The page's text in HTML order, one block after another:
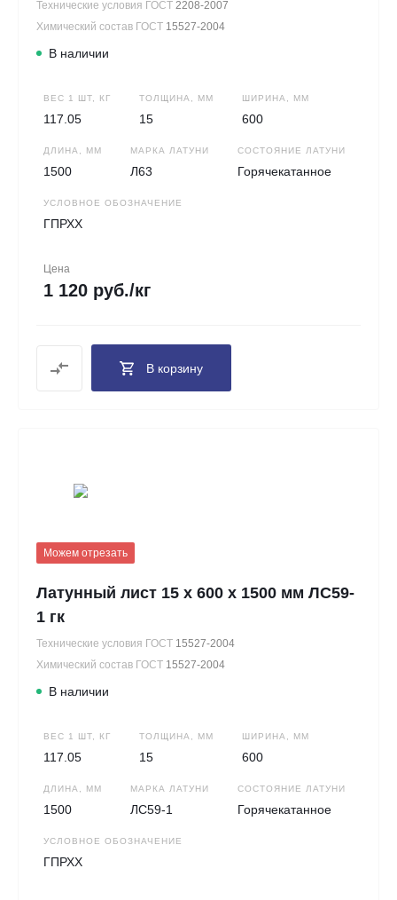
Технические условия ГОСТ 2208-2007
Химический состав ГОСТ 15527-2004
В наличии
ВЕС 1 ШТ, КГ
117.05
ТОЛЩИНА, ММ
15
ШИРИНА, ММ
600
ДЛИНА, ММ
1500
МАРКА ЛАТУНИ
Л63
СОСТОЯНИЕ ЛАТУНИ
Горячекатанное
УСЛОВНОЕ ОБОЗНАЧЕНИЕ
ГПРХХ
Цена
1 120 руб./кг
В корзину
Можем отрезать
Латунный лист 15 х 600 х 1500 мм ЛС59-
1 гк
Технические условия ГОСТ 15527-2004
Химический состав ГОСТ 15527-2004
В наличии
ВЕС 1 ШТ, КГ
117.05
ТОЛЩИНА, ММ
15
ШИРИНА, ММ
600
ДЛИНА, ММ
1500
МАРКА ЛАТУНИ
ЛС59-1
СОСТОЯНИЕ ЛАТУНИ
Горячекатанное
УСЛОВНОЕ ОБОЗНАЧЕНИЕ
ГПРХХ